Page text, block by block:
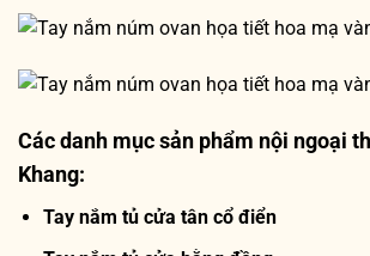
Các danh mục sản phẩm nội ngoại
Khang:
Tay nắm tủ cửa tân cổ điển